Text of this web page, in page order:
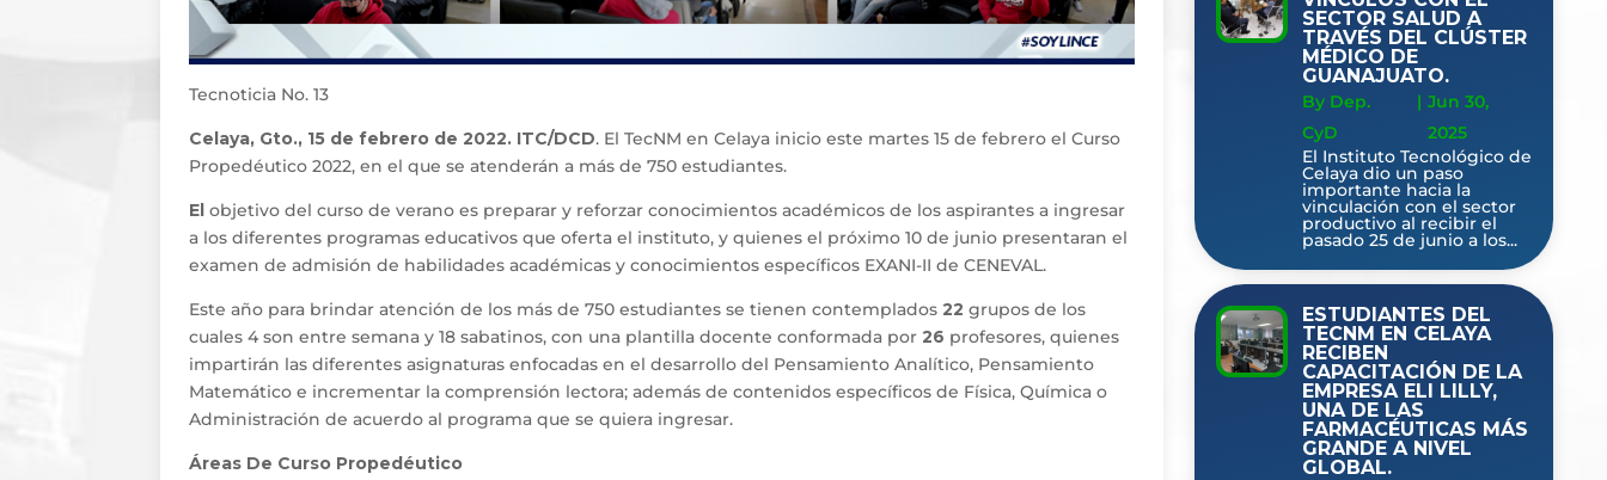
Tecnoticia No. 13
Celaya, Gto., 15 de febrero de 2022. ITC/DCD. El TecNM en Celaya inicio este martes 15 de febrero el Curso
Propedéutico 2022, en el que se atenderán a más de 750 estudiantes.
Elobjetivo del curso de verano es preparar y reforzar conocimientos académicos de los aspirantes a ingresar
a los diferentes programas educativos que oferta el instituto, y quienes el próximo 10 de junio presentaran el
examen de admisión de habilidades académicas y conocimientos específicos EXANI-II de CENEVAL.
Este año para brindar atención de los más de 750 estudiantes se tienen contemplados22 grupos de los
cuales 4 son entre semana y 18 sabatinos, con una plantilla docente conformada por26 profesores, quienes
impartirán las diferentes asignaturas enfocadas en el desarrollo del Pensamiento Analítico, Pensamiento
Matemático e incrementar la comprensión lectora; además de contenidos específicos de Física, Química o
Administración de acuerdo al programa que se quiera ingresar.
Áreas De Curso Propedéutico
SECTOR SALUD A
TRAVÉS DEL CLÚSTER
MÉDICO DE
GUANAJUATO.
By Dep.
CyD
| Jun 30,
2025
El Instituto Tecnológico de
Celaya dio un paso
importante hacia la
vinculación con el sector
productivo al recibir el
pasado 25 de junio a los...
ESTUDIANTES DEL
TECNM EN CELAYA
RECIBEN
CAPACITACIÓN DE LA
EMPRESA ELI LILLY,
UNA DE LAS
FARMACÉUTICAS MÁS
GRANDE A NIVEL
GLOBAL.